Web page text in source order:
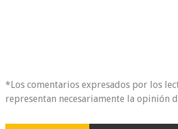
*Los comentarios expresados por los
representan necesariamente la opinión